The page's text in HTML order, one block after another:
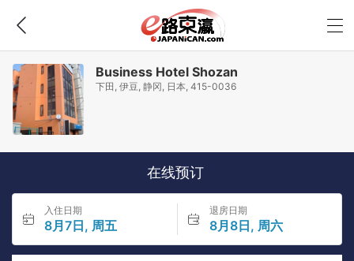
Business Hotel Shozan
下田, 伊豆, 静冈, 日本, 415-0036
在线预订
入住日期
8月7日, 周五
退房日期
8月8日, 周六